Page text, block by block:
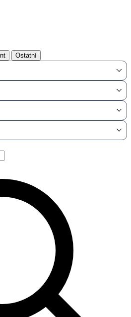
Ostatní